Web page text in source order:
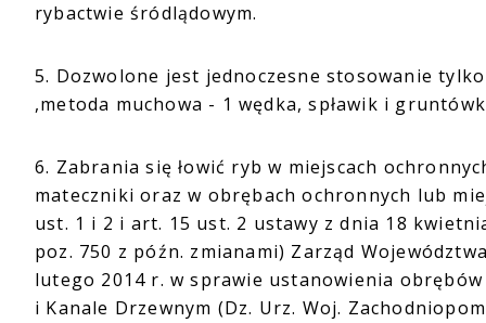
rybactwie śródlądowym.
5. Dozwolone jest jednoczesne stosowanie
,metoda muchowa - 1 wędka, spławik i
6. Zabrania się łowić ryb w miejscach
mateczniki oraz w obrębach ochronnych lub
ust. 1 i 2 i art. 15 ust. 2 ustawy z dnia 18
poz. 750 z późn. zmianami) Zarząd
lutego 2014 r. w sprawie ustanowienia
i Kanale Drzewnym (Dz. Urz. Woj.